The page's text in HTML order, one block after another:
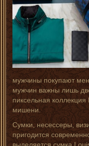
мужчины покупают
мужчин важны лишь
пиксельная
мишени.
Сумки, несессеры,
пригодится